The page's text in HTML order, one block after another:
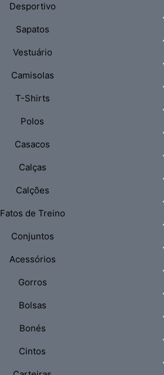
Desportivo
Sapatos
Vestuário
Camisolas
T-Shirts
Polos
Casacos
Calças
Calções
Fatos de Treino
Conjuntos
Acessórios
Gorros
Bolsas
Bonés
Cintos